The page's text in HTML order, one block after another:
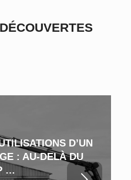
DÉCOUVERTES
D’UN
: AU-DELÀ DU
…